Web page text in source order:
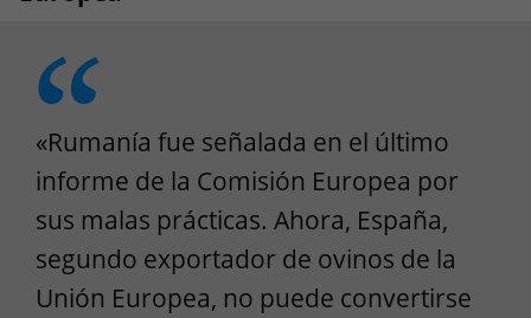
«Rumanía fue señalada en el último
informe de la Comisión Europea por
sus malas prácticas. Ahora, España,
segundo exportador de ovinos de la
Unión Europea, no puede convertirse